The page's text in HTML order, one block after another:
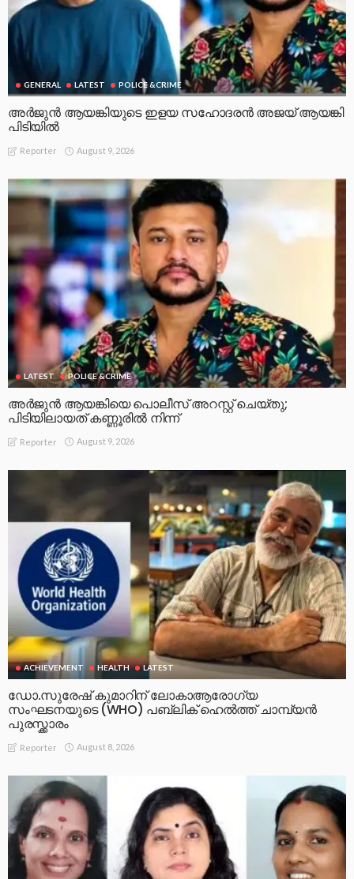
GENERAL LATEST POLICE &CRIME
അർജുൻ ആയങ്കിയുടെ ഇളയ സഹോദരൻ അജയ് ആയങ്കി
പിടിയിൽ
Reporter August 9, 2026
LATEST POLICE &CRIME
അർജുൻ ആയങ്കിയെ പൊലീസ് അറസ്റ്റ് ചെയ്‌തു;
പിടിയിലായത് കണ്ണൂരിൽ നിന്ന്
Reporter August 9, 2026
ACHIEVEMENT HEALTH LATEST
ഡോ.സുരേഷ് കുമാറിന് ലോകാആരോഗ്യ
സംഘടനയുടെ (WHO) പബ്ലിക് ഹെൽത്ത് ചാമ്പ്യൻ
പുരസ്ക്കാരം
Reporter August 8, 2026